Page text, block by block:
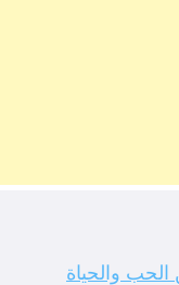
الحب والحياة